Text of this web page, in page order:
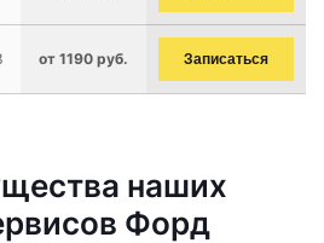
от 1190 руб. Записаться
наших
Форд